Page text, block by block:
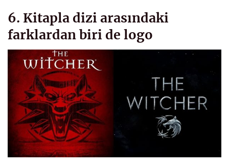
6. Kitapla dizi arasındaki
farklardan biri de logo